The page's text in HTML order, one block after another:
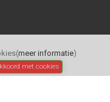
meer informatie)
met cookies